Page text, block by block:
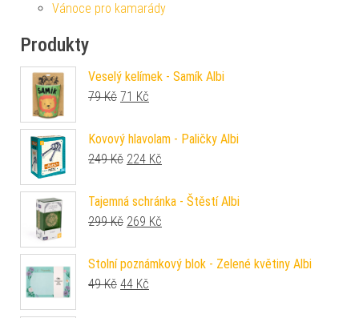
Vánoce pro kamarády
Produkty
Veselý kelímek - Samík Albi
79Kč Původní cena byla: 79 Kč.
71 Kč
Kovový hlavolam - Paličky Albi
249Kč Původní cena byla: 249 Kč.
224 Kč
Tajemná schránka - Štěstí Albi
299Kč Původní cena byla: 299 Kč.
269 Kč
Stolní poznámkový blok - Zelené květiny Albi
49Kč Původní cena byla: 49 Kč.
44 Kč